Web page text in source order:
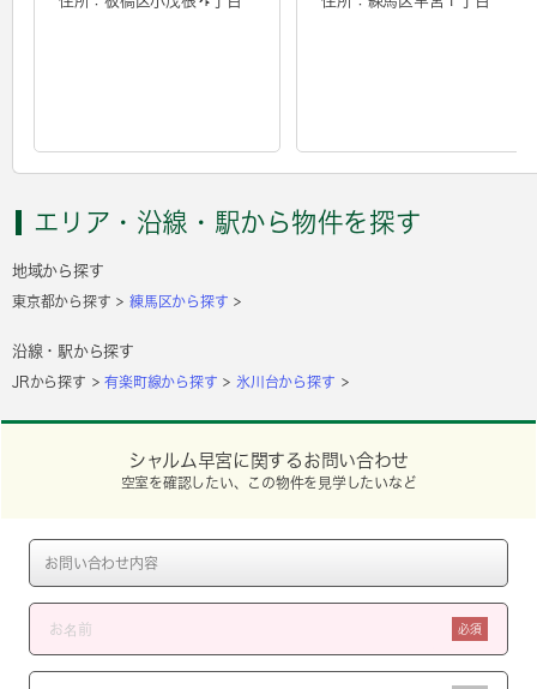
エリア・沿線・駅から物件を探す
地域から探す
東京都から探す 練馬区から探す
沿線・駅から探す
JRから探す 有楽町線から探す 氷川台から探す
シャルム早宮に関するお問い合わせ
空室を確認したい、この物件を見学したいなど
必須